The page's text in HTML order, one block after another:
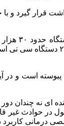
قرار گیرد و با
حیدری با بیان اینکه
است و در
ای نه چندان
در حوادث
درمانی کاربرد